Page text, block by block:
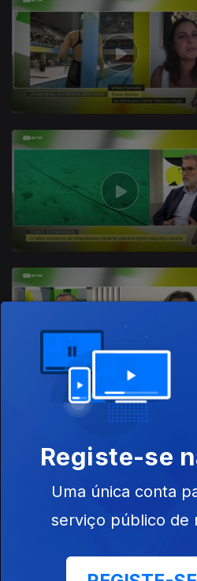
885933
Registe-se
Uma única conta
serviço público de